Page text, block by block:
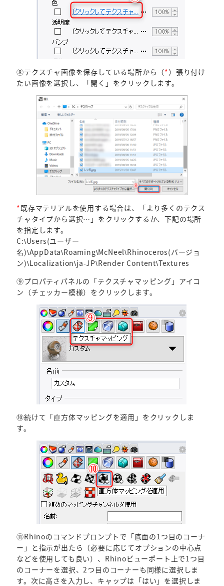
⑧テクスチャ画像を保存している場所から（*）張り付け
たい画像を選択し、「開く」をクリックします。
*既存マテリアルを使用する場合は、「より多くのテクス
チャタイプから選択…」をクリックするか、下記の場所
を指定します。
C:\Users(ユーザー
名)\AppData\Roaming\McNeel\Rhinoceros(バージョ
ン)\Localization\ja-JP\Render Content\Textures
⑨プロパティパネルの「テクスチャマッピング」アイコ
ン（チェッカー模様）をクリックします。
⑩続けて「直方体マッピングを適用」をクリックしま
す。
⑪Rhinoのコマンドプロンプトで「底面の1つ目のコーナ
ー」と指示が出たら（必要に応じてオプションの中心点
などを使用しても良い）、Rhinoビューポート上で1つ目
のコーナーを選択、2つ目のコーナーも同様に選択しま
す。次に高さを入力し、キャップは「はい」を選択しま